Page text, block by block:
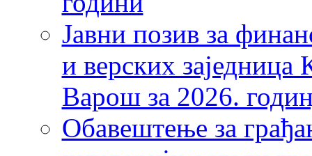
Јавни позив за
и верских заједница
Варош за 2026.
Обавештење за